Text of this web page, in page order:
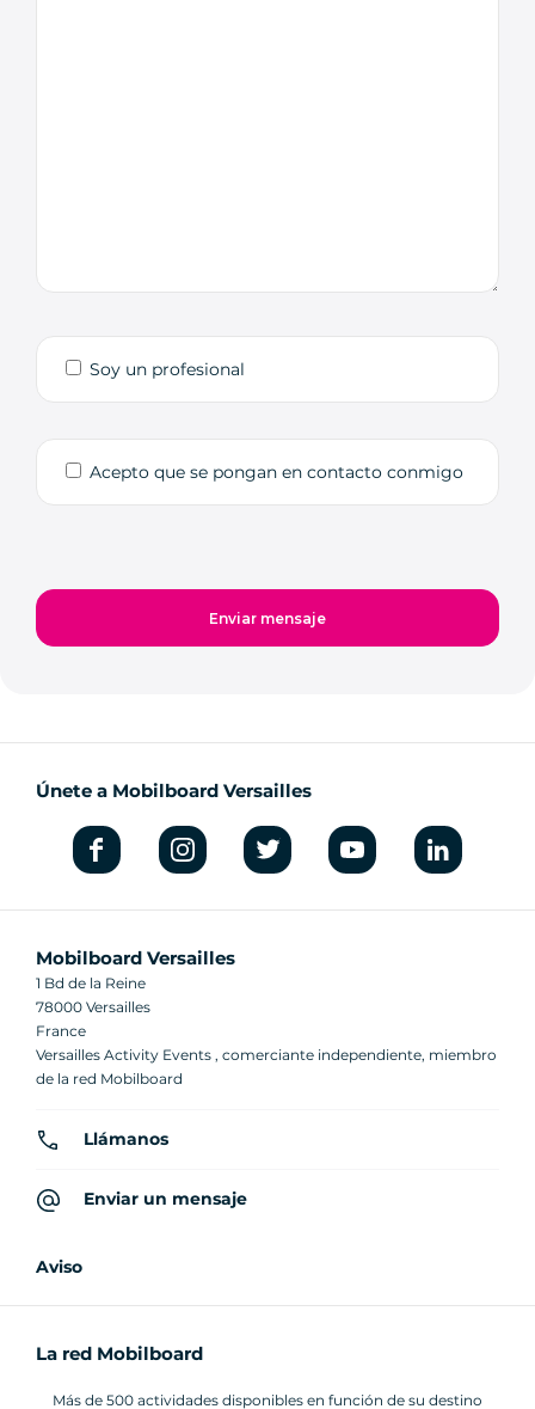
Soy un profesional
Acepto que se pongan en contacto conmigo
Únete a Mobilboard Versailles
Mobilboard Versailles
1 Bd de la Reine
78000 Versailles
France
Versailles Activity Events , comerciante independiente, miembro
de la red Mobilboard
Llámanos
Enviar un mensaje
Aviso
La red Mobilboard
Más de 500 actividades disponibles en función de su destino